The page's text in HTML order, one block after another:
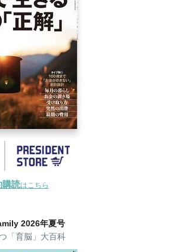
購読はこちら
2026年夏号
「育脳」大百科